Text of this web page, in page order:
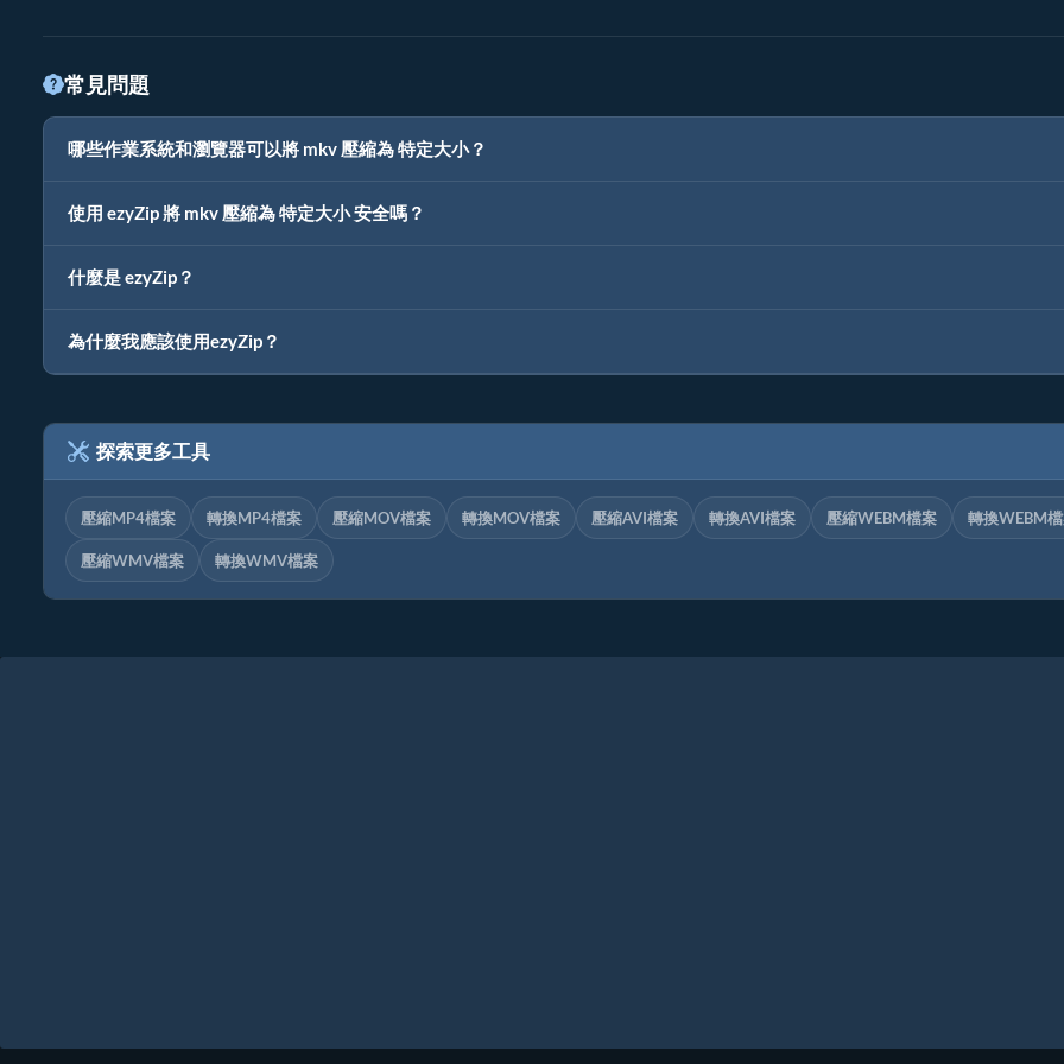
常見問題
哪些作業系統和瀏覽器可以將 mkv 壓縮為 特定大小？
使用 ezyZip 將 mkv 壓縮為 特定大小 安全嗎？
什麼是 ezyZip？
為什麼我應該使用ezyZip？
探索更多工具
壓縮MP4檔案 轉換MP4檔案 壓縮MOV檔案 轉換MOV檔案 壓縮AVI檔案 轉換AVI檔案 壓縮WEBM檔案 轉換WEBM
壓縮WMV檔案 轉換WMV檔案